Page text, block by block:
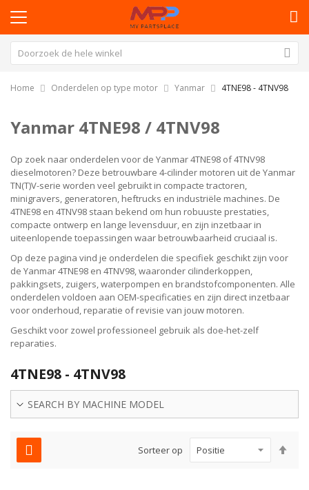
Home Onderdelen op type motor Yanmar 4TNE98 - 4TNV98
Yanmar 4TNE98 / 4TNV98
Op zoek naar onderdelen voor de Yanmar 4TNE98 of 4TNV98
dieselmotoren? Deze betrouwbare 4-cilinder motoren uit de Yanmar
TN(T)V-serie worden veel gebruikt in compacte tractoren,
minigravers, generatoren, heftrucks en industriële machines. De
4TNE98 en 4TNV98 staan bekend om hun robuuste prestaties,
compacte ontwerp en lange levensduur, en zijn inzetbaar in
uiteenlopende toepassingen waar betrouwbaarheid cruciaal is.
Op deze pagina vind je onderdelen die specifiek geschikt zijn voor
de Yanmar 4TNE98 en 4TNV98, waaronder cilinderkoppen,
pakkingsets, zuigers, waterpompen en brandstofcomponenten. Alle
onderdelen voldoen aan OEM-specificaties en zijn direct inzetbaar
voor onderhoud, reparatie of revisie van jouw motoren.
Geschikt voor zowel professioneel gebruik als doe-het-zelf
reparaties.
4TNE98 - 4TNV98
SEARCH BY MACHINE MODEL
Sorteer op